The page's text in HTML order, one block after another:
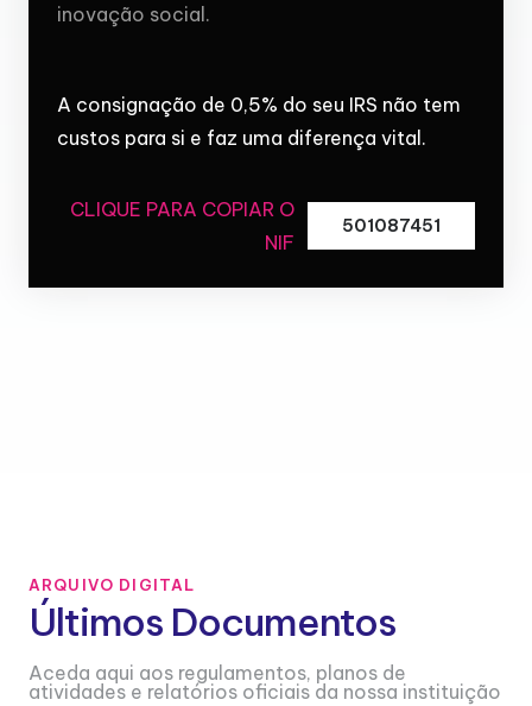
inovação social.
A consignação de 0,5% do seu IRS não tem
custos para si e faz uma diferença vital.
CLIQUE PARA COPIAR O
NIF
501087451
ARQUIVO DIGITAL
Últimos Documentos
Aceda aqui aos regulamentos, planos de
atividades e relatórios oficiais da nossa instituição